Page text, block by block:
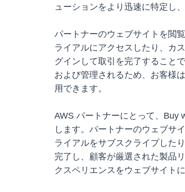
ューションをより迅速に特定し
パートナーのウェブサイトを閲
ライアルにアクセスしたり、カ
グインして取引を完了すること
および管理されるため、お客様
用できます。
AWS パートナーにとって、Buy
します。パートナーのウェブサ
ライアルをサブスクライプした
完了し、顧客が厳選された製品
クスペリエンスをウェブサイト